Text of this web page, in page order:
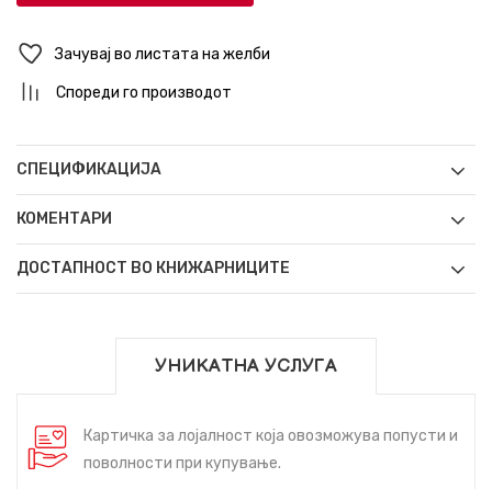
Зачувај во листата на желби
Спореди го производот
СПЕЦИФИКАЦИЈА
КОМЕНТАРИ
ДОСТАПНОСТ ВО КНИЖАРНИЦИТЕ
УНИКАТНА УСЛУГА
Картичка за лојалност која овозможува попусти и
поволности при купување.